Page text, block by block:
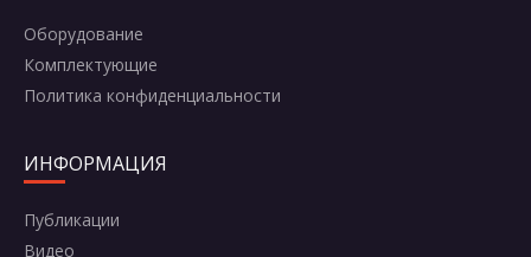
Оборудование
Комплектующие
Политика конфиденциальности
ИНФОРМАЦИЯ
Публикации
Видео